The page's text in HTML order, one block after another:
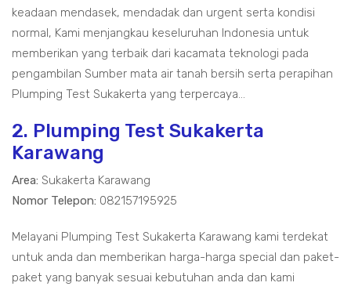
keadaan mendasek, mendadak dan urgent serta kondisi
normal, Kami menjangkau keseluruhan Indonesia untuk
memberikan yang terbaik dari kacamata teknologi pada
pengambilan Sumber mata air tanah bersih serta perapihan
Plumping Test Sukakerta yang terpercaya...
2. Plumping Test Sukakerta
Karawang
Area: Sukakerta Karawang
Nomor Telepon: 082157195925
Melayani Plumping Test Sukakerta Karawang kami terdekat
untuk anda dan memberikan harga-harga special dan paket-
paket yang banyak sesuai kebutuhan anda dan kami